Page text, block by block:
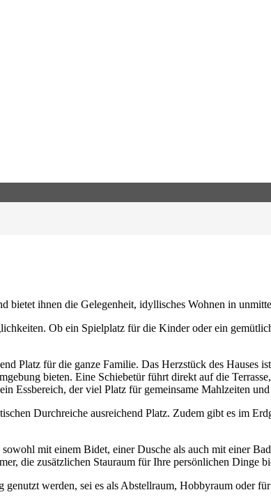
bietet ihnen die Gelegenheit, idyllisches Wohnen in
Ob ein Spielplatz für die Kinder oder ein
Platz für die ganze Familie. Das Herzstück des Hauses
bieten. Eine Schiebetür führt direkt auf die
Essbereich, der viel Platz für gemeinsame Mahlzeiten
Durchreiche ausreichend Platz. Zudem gibt es im
mit einem Bidet, einer Dusche als auch mit einer
die zusätzlichen Stauraum für Ihre persönlichen Dinge
werden, sei es als Abstellraum, Hobbyraum oder